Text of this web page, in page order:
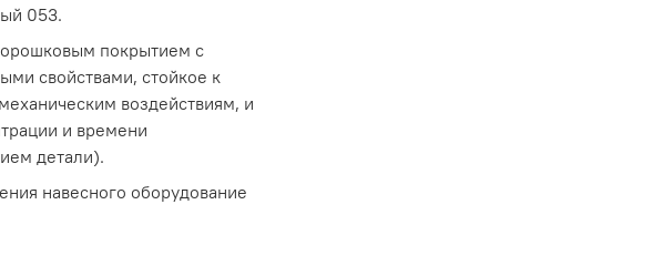
053.
покрытием с
свойствами, стойкое к
воздействиям, и
и времени
детали).
навесного оборудование